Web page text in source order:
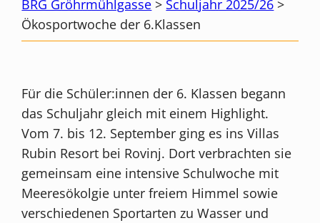
BRG Gröhrmühlgasse > Schuljahr 2025/26 >
Ökosportwoche der 6.Klassen
Für die Schüler:innen der 6. Klassen begann
das Schuljahr gleich mit einem Highlight.
Vom 7. bis 12. September ging es ins Villas
Rubin Resort bei Rovinj. Dort verbrachten sie
gemeinsam eine intensive Schulwoche mit
Meeresökolgie unter freiem Himmel sowie
verschiedenen Sportarten zu Wasser und